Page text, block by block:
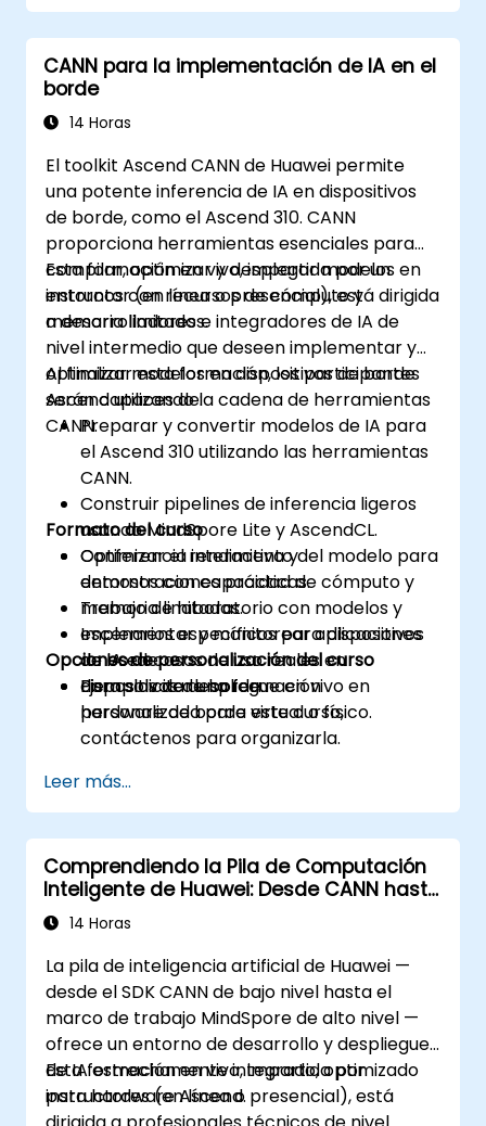
CANN para la implementación de IA en el
borde
14 Horas
El toolkit Ascend CANN de Huawei permite
una potente inferencia de IA en dispositivos
de borde, como el Ascend 310. CANN
proporciona herramientas esenciales para
compilar, optimizar y desplegar modelos en
entornos con recursos de cómputo y
memoria limitados.
Esta formación en vivo, impartida por un
instructor (en línea o presencial), está dirigida
a desarrolladores e integradores de IA de
nivel intermedio que deseen implementar y
optimizar modelos en dispositivos de borde
Ascend utilizando la cadena de herramientas
CANN.
Al finalizar esta formación, los participantes
serán capaces de:
Preparar y convertir modelos de IA para
el Ascend 310 utilizando las herramientas
CANN.
Construir pipelines de inferencia ligeros
usando MindSpore Lite y AscendCL.
Optimizar el rendimiento del modelo para
entornos con capacidad de cómputo y
memoria limitadas.
Implementar y monitorear aplicaciones
de IA en casos de uso reales en
dispositivos de borde.
Formato del curso
Conferencia interactiva y
demostraciones prácticas.
Trabajo de laboratorio con modelos y
escenarios específicos para dispositivos
de borde.
Ejemplos de despliegue en vivo en
hardware de borde virtual o físico.
Opciones de personalización del curso
Para solicitar una formación
personalizada para este curso,
contáctenos para organizarla.
Leer más...
Comprendiendo la Pila de Computación
Inteligente de Huawei: Desde CANN hasta
MindSpore
14 Horas
La pila de inteligencia artificial de Huawei —
desde el SDK CANN de bajo nivel hasta el
marco de trabajo MindSpore de alto nivel —
ofrece un entorno de desarrollo y despliegue
de IA estrechamente integrado, optimizado
para hardware Ascend.
Esta formación en vivo, impartida por
instructores (en línea o presencial), está